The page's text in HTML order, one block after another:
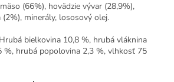
(66%), hovädzie vývar (28,9%),
(2%), minerály, lososový olej.
bielkovina 10,8 %, hrubá vláknina
%, hrubá popolovina 2,3 %, vlhkosť 75